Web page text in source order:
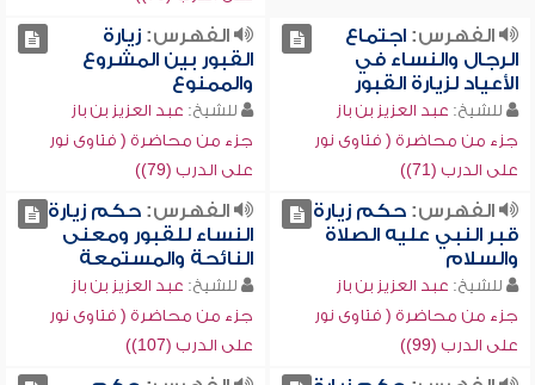
الفهرس:اجتماع
الرجال والنساء في
الأعياد لزيارة القبور
للشيخ: عبد العزيز بن باز
جزء من محاضرة ( فتاوى نور
على الدرب (71))
الفهرس:زيارة
القبور بين المشروع
والممنوع
للشيخ: عبد العزيز بن باز
جزء من محاضرة ( فتاوى نور
على الدرب (79))
الفهرس:حكم زيارة
قبر النبي عليه الصلاة
والسلام
للشيخ: عبد العزيز بن باز
جزء من محاضرة ( فتاوى نور
على الدرب (99))
الفهرس:حكم زيارة
النساء للقبور ومعنى
النائحة والمستمعة
للشيخ: عبد العزيز بن باز
جزء من محاضرة ( فتاوى نور
على الدرب (107))